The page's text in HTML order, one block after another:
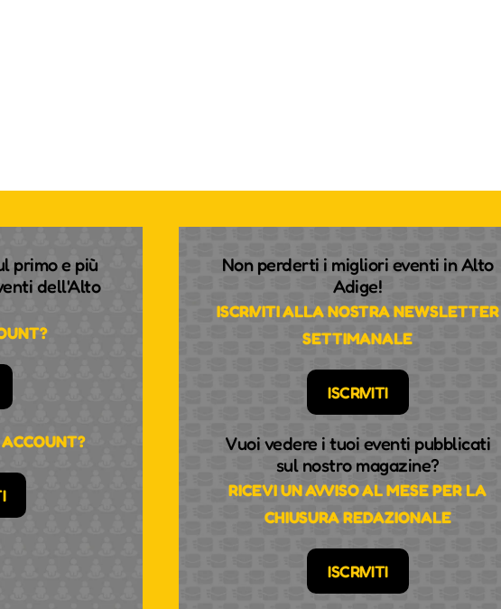
primo e più
dell'Alto
Non perderti i migliori eventi in Alto
Adige!
ISCRIVITI ALLA NOSTRA NEWSLETTER
SETTIMANALE
ISCRIVITI
Vuoi vedere i tuoi eventi pubblicati
sul nostro magazine?
RICEVI UN AVVISO AL MESE PER LA
CHIUSURA REDAZIONALE
ISCRIVITI